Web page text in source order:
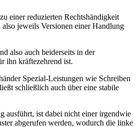
einer reduzierten Rechtshändigkeit
jeweils Versionen einer Handlung
also auch beiderseits in der
ihn kräftezehrend ist.
Spezial-Leistungen wie Schreiben
schließlich auch über eine stabile
ausführt, ist dabei nicht einer irgendwie
abgerufen werden, wodurch die linke